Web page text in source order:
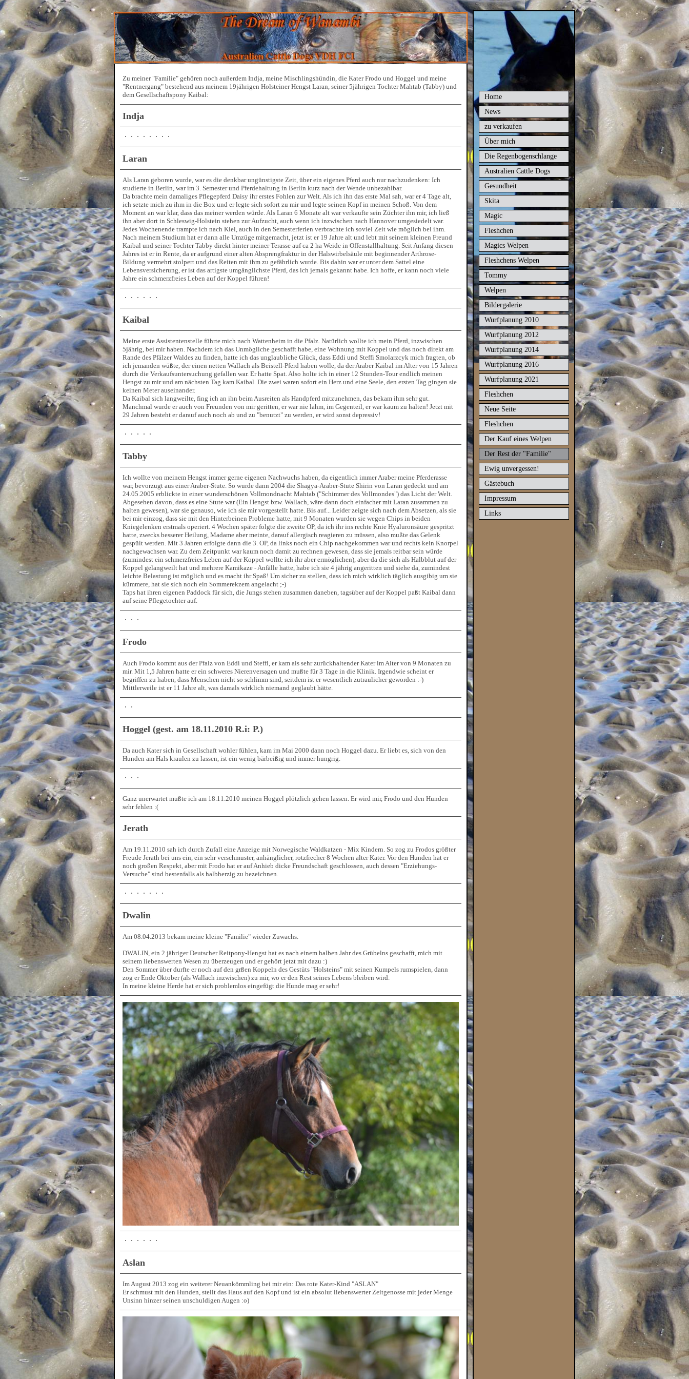
Zu meiner "Familie" gehören noch außerdem Indja, meine Mischlingshündin, die Kater Frodo und Hoggel und meine
"Rentnergang" bestehend aus meinem 19jährigen Holsteiner Hengst Laran, seiner 5jährigen Tochter Mahtab (Tabby) und
dem Gesellschaftspony Kaibal:
Indja
Laran
Als Laran geboren wurde, war es die denkbar ungünstigste Zeit, über ein eigenes Pferd auch nur nachzudenken: Ich
studierte in Berlin, war im 3. Semester und Pferdehaltung in Berlin kurz nach der Wende unbezahlbar.
Da brachte mein damaliges Pflegepferd Daisy ihr erstes Fohlen zur Welt. Als ich ihn das erste Mal sah, war er 4 Tage alt,
ich setzte mich zu ihm in die Box und er legte sich sofort zu mir und legte seinen Kopf in meinen Schoß. Von dem
Moment an war klar, dass das meiner werden würde. Als Laran 6 Monate alt war verkaufte sein Züchter ihn mir, ich ließ
ihn aber dort in Schleswig-Holstein stehen zur Aufzucht, auch wenn ich inzwischen nach Hannover umgesiedelt war.
Jedes Wochenende trampte ich nach Kiel, auch in den Semesterferien verbrachte ich soviel Zeit wie möglich bei ihm.
Nach meinem Studium hat er dann alle Umzüge mitgemacht, jetzt ist er 19 Jahre alt und lebt mit seinem kleinen Freund
Kaibal und seiner Tochter Tabby direkt hinter meiner Terasse auf ca 2 ha Weide in Offenstallhaltung. Seit Anfang diesen
Jahres ist er in Rente, da er aufgrund einer alten Absprengfraktur in der Halswirbelsäule mit beginnender Arthrose-
Bildung vermehrt stolpert und das Reiten mit ihm zu gefährlich wurde. Bis dahin war er unter dem Sattel eine
Lebensversicherung, er ist das artigste umgänglichste Pferd, das ich jemals gekannt habe. Ich hoffe, er kann noch viele
Jahre ein schmerzfreies Leben auf der Koppel führen!
Kaibal
Meine erste Assistentenstelle führte mich nach Wattenheim in die Pfalz. Natürlich wollte ich mein Pferd, inzwischen
5jährig, bei mir haben. Nachdem ich das Unmögliche geschafft habe, eine Wohnung mit Koppel und das noch direkt am
Rande des Pfälzer Waldes zu finden, hatte ich das unglaubliche Glück, dass Eddi und Steffi Smolarzcyk mich fragten, ob
ich jemanden wüßte, der einen netten Wallach als Beistell-Pferd haben wolle, da der Araber Kaibal im Alter von 15 Jahren
durch die Verkaufsuntersuchung gefallen war. Er hatte Spat. Also holte ich in einer 12 Stunden-Tour endlich meinen
Hengst zu mir und am nächsten Tag kam Kaibal. Die zwei waren sofort ein Herz und eine Seele, den ersten Tag gingen sie
keinen Meter auseinander.
Da Kaibal sich langweilte, fing ich an ihn beim Ausreiten als Handpferd mitzunehmen, das bekam ihm sehr gut.
Manchmal wurde er auch von Freunden von mir geritten, er war nie lahm, im Gegenteil, er war kaum zu halten! Jetzt mit
29 Jahren besteht er darauf auch noch ab und zu "benutzt" zu werden, er wird sonst depressiv!
Tabby
Ich wollte von meinem Hengst immer gerne eigenen Nachwuchs haben, da eigentlich immer Araber meine Pferderasse
war, bevorzugt aus einer Araber-Stute. So wurde dann 2004 die Shagya-Araber-Stute Shirin von Laran gedeckt und am
24.05.2005 erblickte in einer wunderschönen Vollmondnacht Mahtab ("Schimmer des Vollmondes") das Licht der Welt.
Abgesehen davon, dass es eine Stute war (Ein Hengst bzw. Wallach, wäre dann doch einfacher mit Laran zusammen zu
halten gewesen), war sie genauso, wie ich sie mir vorgestellt hatte. Bis auf... Leider zeigte sich nach dem Absetzen, als sie
bei mir einzog, dass sie mit den Hinterbeinen Probleme hatte, mit 9 Monaten wurden sie wegen Chips in beiden
Kniegelenken erstmals operiert. 4 Wochen später folgte die zweite OP, da ich ihr ins rechte Knie Hyaluronsäure gespritzt
hatte, zwecks besserer Heilung, Madame aber meinte, darauf allergisch reagieren zu müssen, also mußte das Gelenk
gespült werden. Mit 3 Jahren erfolgte dann die 3. OP, da links noch ein Chip nachgekommen war und rechts kein Knorpel
nachgewachsen war. Zu dem Zeitpunkt war kaum noch damit zu rechnen gewesen, dass sie jemals reitbar sein würde
(zumindest ein schmerzfreies Leben auf der Koppel wollte ich ihr aber ermöglichen), aber da die sich als Halbblut auf der
Koppel gelangweilt hat und mehrere Kamikaze - Anfälle hatte, habe ich sie 4 jährig angeritten und siehe da, zumindest
leichte Belastung ist möglich und es macht ihr Spaß! Um sicher zu stellen, dass ich mich wirklich täglich ausgibig um sie
kümmere, hat sie sich noch ein Sommerekzem angelacht ;-)
Taps hat ihren eigenen Paddock für sich, die Jungs stehen zusammen daneben, tagsüber auf der Koppel paßt Kaibal dann
auf seine Pflegetochter auf.
Frodo
Auch Frodo kommt aus der Pfalz von Eddi und Steffi, er kam als sehr zurückhaltender Kater im Alter von 9 Monaten zu
mir. Mit 1,5 Jahren hatte er ein schweres Nierenversagen und mußte für 3 Tage in die Klinik. Irgendwie scheint er
begriffen zu haben, dass Menschen nicht so schlimm sind, seitdem ist er wesentlich zutraulicher geworden :-)
Mittlerweile ist er 11 Jahre alt, was damals wirklich niemand geglaubt hätte.
Hoggel (gest. am 18.11.2010 R.i: P.)
Da auch Kater sich in Gesellschaft wohler fühlen, kam im Mai 2000 dann noch Hoggel dazu. Er liebt es, sich von den
Hunden am Hals kraulen zu lassen, ist ein wenig bärbeißig und immer hungrig.
Ganz unerwartet mußte ich am 18.11.2010 meinen Hoggel plötzlich gehen lassen. Er wird mir, Frodo und den Hunden
sehr fehlen :(
Jerath
Am 19.11.2010 sah ich durch Zufall eine Anzeige mit Norwegische Waldkatzen - Mix Kindern. So zog zu Frodos größter
Freude Jerath bei uns ein, ein sehr verschmuster, anhänglicher, rotzfrecher 8 Wochen alter Kater. Vor den Hunden hat er
noch großen Respekt, aber mit Frodo hat er auf Anhieb dicke Freundschaft geschlossen, auch dessen "Erziehungs-
Versuche" sind bestenfalls als halbherzig zu bezeichnen.
Dwalin
Am 08.04.2013 bekam meine kleine "Familie" wieder Zuwachs.
DWALIN, ein 2 jähriger Deutscher Reitpony-Hengst hat es nach einem halben Jahr des Grübelns geschafft, mich mit
seinem liebenswerten Wesen zu überzeugen und er gehört jetzt mit dazu :)
Den Sommer über durfte er noch auf den grßen Koppeln des Gestüts "Holsteins" mit seinen Kumpels rumspielen, dann
zog er Ende Oktober (als Wallach inzwischen) zu mir, wo er den Rest seines Lebens bleiben wird.
In meine kleine Herde hat er sich problemlos eingefügt die Hunde mag er sehr!
Aslan
Im August 2013 zog ein weiterer Neuankömmling bei mir ein: Das rote Kater-Kind "ASLAN"
Er schmust mit den Hunden, stellt das Haus auf den Kopf und ist ein absolut liebenswerter Zeitgenosse mit jeder Menge
Unsinn hinzer seinen unschuldigen Augen :o)
Home
News
zu verkaufen
Über mich
Die Regenbogenschlange
Australien Cattle Dogs
Gesundheit
Skita
Magic
Fleshchen
Magics Welpen
Fleshchens Welpen
Tommy
Welpen
Bildergalerie
Wurfplanung 2010
Wurfplanung 2012
Wurfplanung 2014
Wurfplanung 2016
Wurfplanung 2021
Fleshchen
Neue Seite
Fleshchen
Der Kauf eines Welpen
Der Rest der "Familie"
Ewig unvergessen!
Gästebuch
Impressum
Links